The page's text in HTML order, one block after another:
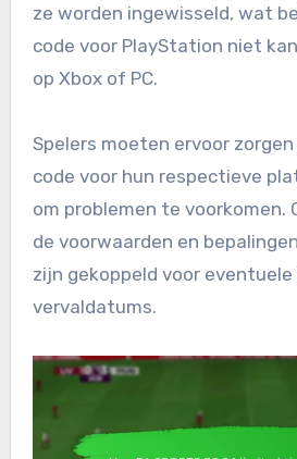
ze worden ingewisseld, wat
code voor PlayStation niet
op Xbox of PC.
Spelers moeten ervoor
code voor hun respectieve
om problemen te voorkomen.
de voorwaarden en
zijn gekoppeld voor
vervaldatums.